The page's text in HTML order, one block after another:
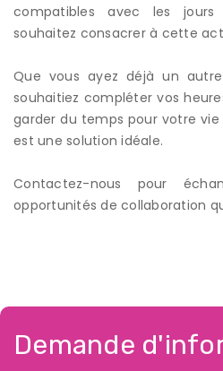
compatibles avec les
souhaitez consacrer à cette
Que vous ayez déjà un
souhaitiez compléter vos
garder du temps pour votre
est une solution idéale.
Contactez-nous pour
opportunités de collaboration
Demande